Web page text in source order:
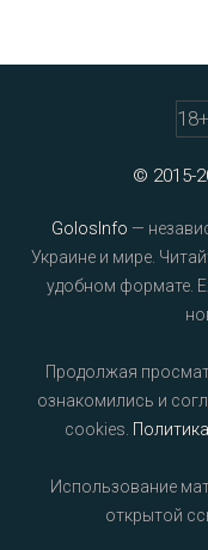
18+
© 2015-
GolosInfo —
Украине и мире.
удобном формате.
Продолжая
ознакомились и
cookies.
Использование
открытой